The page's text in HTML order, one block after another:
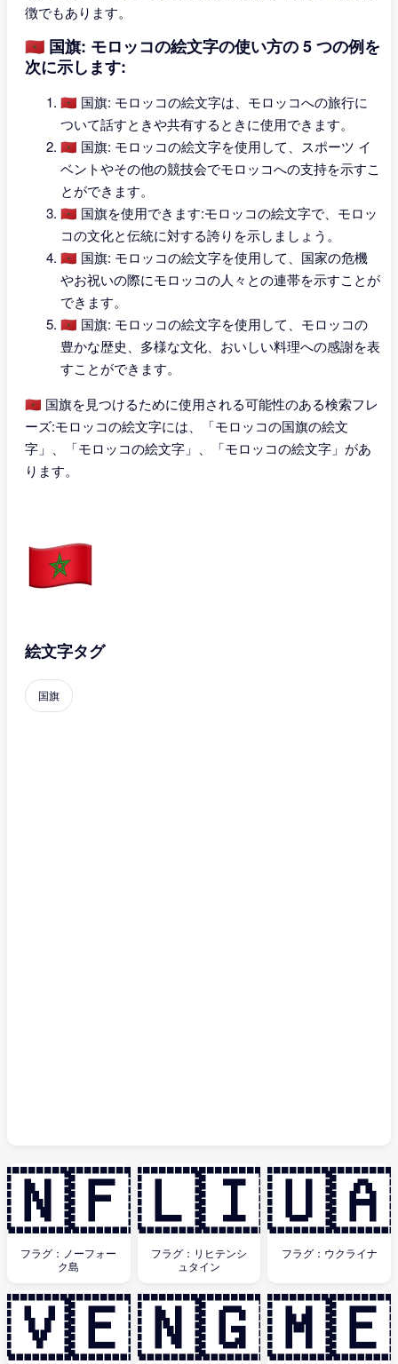
徴でもあります。
🇲🇦 国旗: モロッコの絵文字の使い方の 5 つの例を
次に示します:
🇲🇦 国旗: モロッコの絵文字は、モロッコへの旅行に
ついて話すときや共有するときに使用できます。
🇲🇦 国旗: モロッコの絵文字を使用して、スポーツ イ
ベントやその他の競技会でモロッコへの支持を示すこ
とができます。
🇲🇦 国旗を使用できます:モロッコの絵文字で、モロッ
コの文化と伝統に対する誇りを示しましょう。
🇲🇦 国旗: モロッコの絵文字を使用して、国家の危機
やお祝いの際にモロッコの人々との連帯を示すことが
できます。
🇲🇦 国旗: モロッコの絵文字を使用して、モロッコの
豊かな歴史、多様な文化、おいしい料理への感謝を表
すことができます。
🇲🇦 国旗を見つけるために使用される可能性のある検索フレ
ーズ:モロッコの絵文字には、「モロッコの国旗の絵文
字」、「モロッコの絵文字」、「モロッコの絵文字」があ
ります。
絵文字タグ
国旗
🇳🇫
フラグ：ノーフォー
ク島
🇱🇮
フラグ：リヒテンシ
ュタイン
🇺🇦
フラグ：ウクライナ
🇻🇪🇳🇬🇲🇪